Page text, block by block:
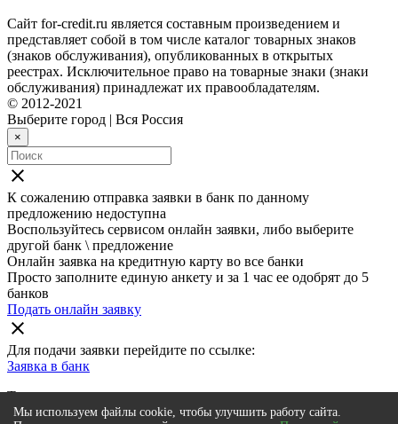
Сайт for-credit.ru является составным произведением и
представляет собой в том числе каталог товарных знаков
(знаков обслуживания), опубликованных в открытых
реестрах. Исключительное право на товарные знаки (знаки
обслуживания) принадлежат их правообладателям.
© 2012-2021
Выберите город | Вся Россия
×
close
К сожалению отправка заявки в банк по данному
предложению недоступна
Воспользуйтесь сервисом онлайн заявки, либо выберите
другой банк \ предложение
Онлайн заявка на кредитную карту во все банки
Просто заполните единую анкету и за 1 час ее одобрят до 5
банков
Подать онлайн заявку
close
Для подачи заявки перейдите по ссылке:
Заявка в банк
Также мы рекомендуем
Мы используем файлы cookie, чтобы улучшить работу сайта.